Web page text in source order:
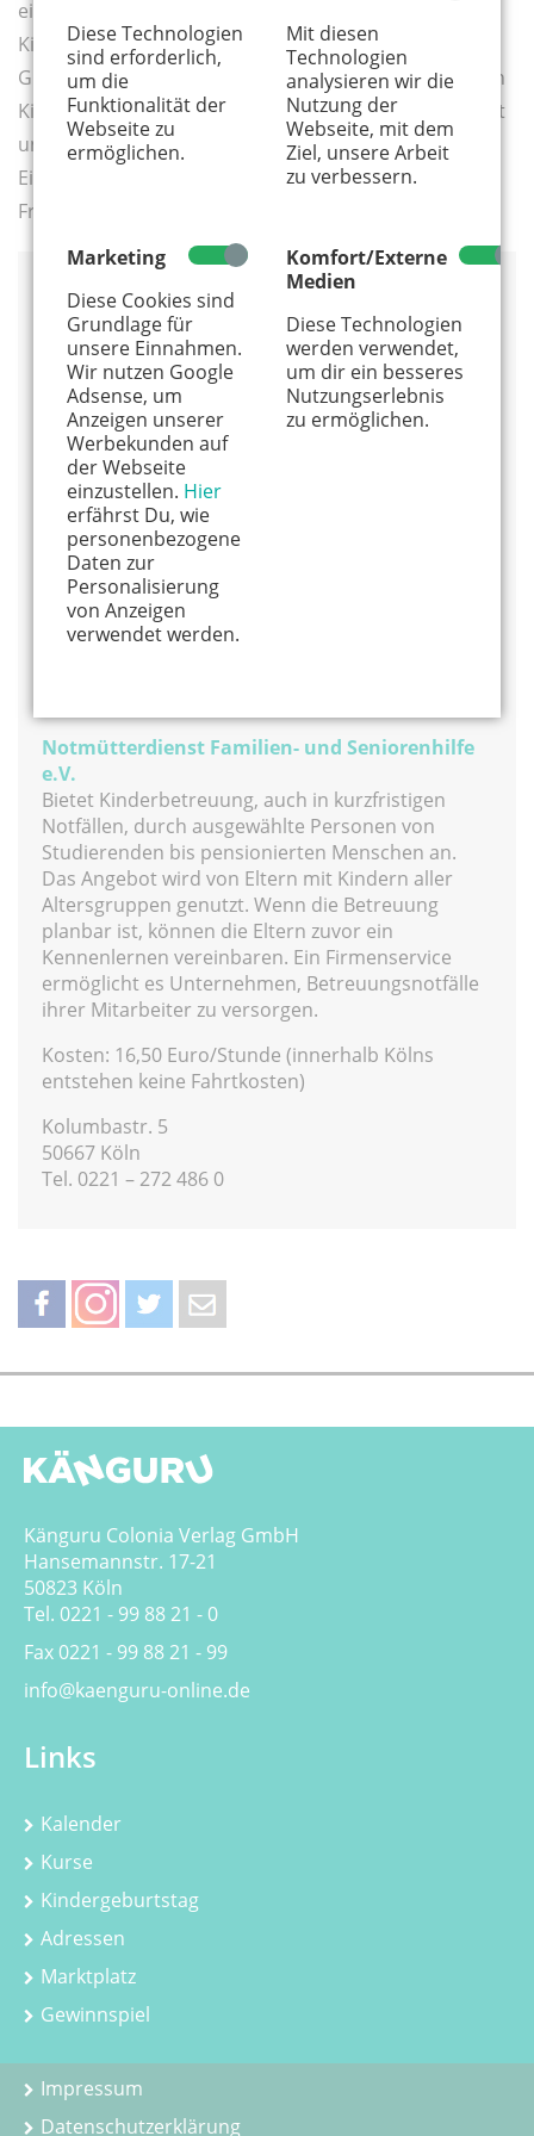
Diese Technologien
sind erforderlich,
um die
Funktionalität der
Webseite zu
ermöglichen.
Mit diesen
Technologien
analysieren wir die
Nutzung der
Webseite, mit dem
Ziel, unsere Arbeit
zu verbessern.
Marketing
Diese Cookies sind
Grundlage für
unsere Einnahmen.
Wir nutzen Google
Adsense, um
Anzeigen unserer
Werbekunden auf
der Webseite
einzustellen. Hier
erfährst Du, wie
personenbezogene
Daten zur
Personalisierung
von Anzeigen
verwendet werden.
Komfort/Externe
Medien
Diese Technologien
werden verwendet,
um dir ein besseres
Nutzungserlebnis
zu ermöglichen.
einfach ihre Kinder übernehmen. Höchstens fünf
Kinder darf eine Person alleine betreuen. Eine
Großtagespflegestelle ähnelt fast schon einem kleinen
Kindergarten. Nur, dass es hier noch familiärer zugeht
und die Bezugspersonen nicht wechseln. Ein sanfter
Einstieg für Kinder – und Eltern – in die
Fremdbetreuung.
Info
Kontaktstelle Kindertagespflege Köln
Wer eine Tagesmutter sucht, kann über die
Homepage der Kontaktstelle Kindertagespflege
einen Antrag stellen. Laut Kinderbildungsgesetz
sollten Eltern ihren Bedarf sechs Monate vorher
anmelden. Aufgrund der langen Warteliste
empfiehlt die Kontaktstelle ein Jahr vorher.
Innerhalb von vier Wochen folgt dann eine
telefonische Beratung.
Kontaktstelle Kindertagespflege Köln
Venloer Str. 53
Notmütterdienst Familien- und Seniorenhilfe
e.V.
Bietet Kinderbetreuung, auch in kurzfristigen
Notfällen, durch ausgewählte Personen von
Studierenden bis pensionierten Menschen an.
Das Angebot wird von Eltern mit Kindern aller
Altersgruppen genutzt. Wenn die Betreuung
planbar ist, können die Eltern zuvor ein
Kennenlernen vereinbaren. Ein Firmenservice
ermöglicht es Unternehmen, Betreuungsnotfälle
ihrer Mitarbeiter zu versorgen.
Kosten: 16,50 Euro/Stunde (innerhalb Kölns
entstehen keine Fahrtkosten)
Kolumbastr. 5
50667 Köln
Tel. 0221 – 272 486 0
Känguru Colonia Verlag GmbH
Hansemannstr. 17-21
50823 Köln
Tel. 0221 - 99 88 21 - 0
Fax 0221 - 99 88 21 - 99
info@kaenguru-online.de
Links
Kalender
Kurse
Kindergeburtstag
Adressen
Marktplatz
Gewinnspiel
Impressum
Datenschutzerklärung